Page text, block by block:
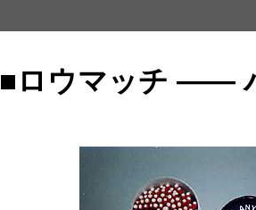
■ロウマッチ ――